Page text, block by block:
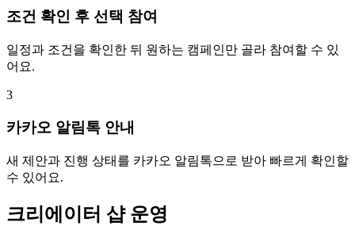
조건 확인 후 선택 참여
일정과 조건을 확인한 뒤 원하는 캠페인만 골라 참여할 수 있
어요.
3
카카오 알림톡 안내
새 제안과 진행 상태를 카카오 알림톡으로 받아 빠르게 확인할
수 있어요.
크리에이터 샵 운영